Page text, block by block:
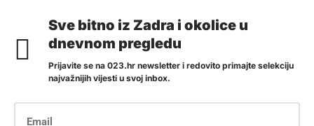
Sve bitno iz Zadra i okolice u
dnevnom pregledu
Prijavite se na 023.hr newsletter i redovito primajte selekciju
najvažnijih vijesti u svoj inbox.